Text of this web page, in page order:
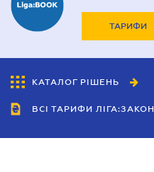
ТАРИФИ
КАТАЛОГ РІШЕНЬ
ВСІ ТАРИФИ ЛІГА:ЗАКОН